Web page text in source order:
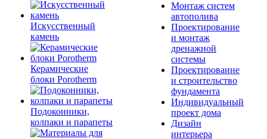
Искусственный
камень
Керамические
блоки Porotherm
Подоконники,
колпаки и парапеты
Монтаж систем
автополива
Проектирование
и монтаж
дренажной
системы
Проектироваине
и строительство
фундамента
Индивидуальный
проект дома
Дизайн
интерьера